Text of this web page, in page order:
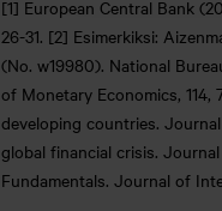
[1] European Central Bank
26-31. [2] Esimerkiksi:
(No. w19980). National
of Monetary Economics, 114,
developing countries.
global financial crisis.
Fundamentals. Journal of